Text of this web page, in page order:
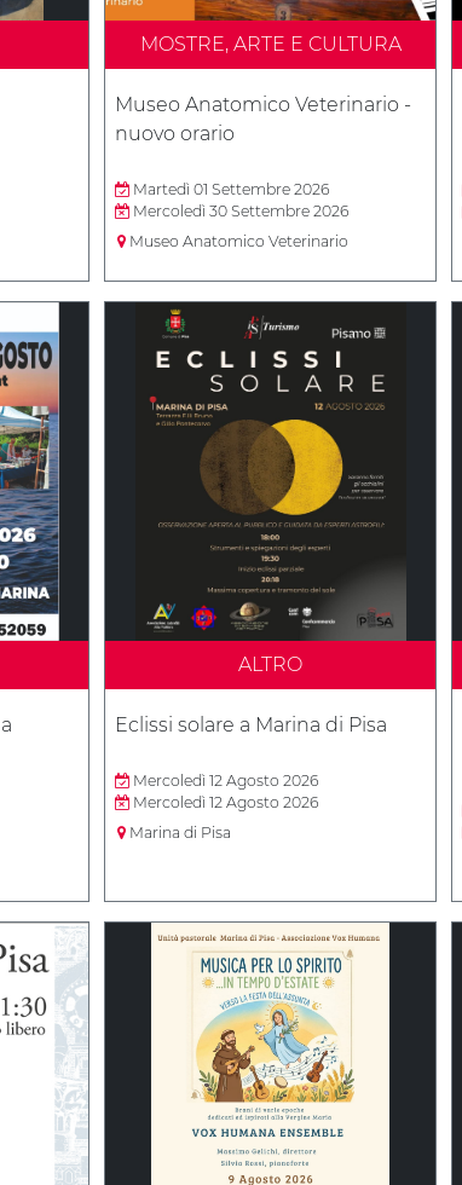
MOSTRE, ARTE E CULTURA
Museo Anatomico Veterinario -
nuovo orario
Martedì 01 Settembre 2026
Mercoledì 30 Settembre 2026
Museo Anatomico Veterinario
ALTRO
Eclissi solare a Marina di Pisa
Mercoledì 12 Agosto 2026
Mercoledì 12 Agosto 2026
Marina di Pisa